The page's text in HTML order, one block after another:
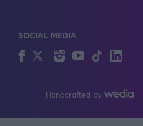
SOCIAL MEDIA
FacebookTwitterInstagram
YouTubeTikTok
Handcrafted by